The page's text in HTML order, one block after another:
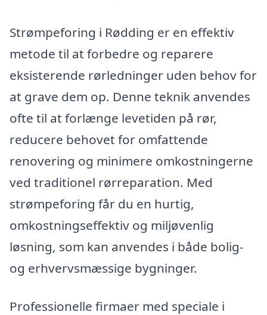
Strømpeforing i Rødding er en effektiv
metode til at forbedre og reparere
eksisterende rørledninger uden behov for
at grave dem op. Denne teknik anvendes
ofte til at forlænge levetiden på rør,
reducere behovet for omfattende
renovering og minimere omkostningerne
ved traditionel rørreparation. Med
strømpeforing får du en hurtig,
omkostningseffektiv og miljøvenlig
løsning, som kan anvendes i både bolig-
og erhvervsmæssige bygninger.
Professionelle firmaer med speciale i